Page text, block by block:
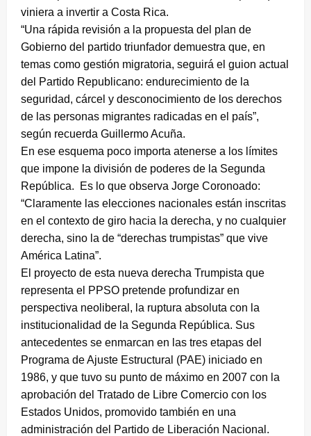
viniera a invertir a Costa Rica.
“Una rápida revisión a la propuesta del plan de
Gobierno del partido triunfador demuestra que, en
temas como gestión migratoria, seguirá el guion actual
del Partido Republicano: endurecimiento de la
seguridad, cárcel y desconocimiento de los derechos
de las personas migrantes radicadas en el país”,
según recuerda Guillermo Acuña.
En ese esquema poco importa atenerse a los límites
que impone la división de poderes de la Segunda
República. Es lo que observa Jorge Coronoado:
“Claramente las elecciones nacionales están inscritas
en el contexto de giro hacia la derecha, y no cualquier
derecha, sino la de “derechas trumpistas” que vive
América Latina”.
El proyecto de esta nueva derecha Trumpista que
representa el PPSO pretende profundizar en
perspectiva neoliberal, la ruptura absoluta con la
institucionalidad de la Segunda República. Sus
antecedentes se enmarcan en las tres etapas del
Programa de Ajuste Estructural (PAE) iniciado en
1986, y que tuvo su punto de máximo en 2007 con la
aprobación del Tratado de Libre Comercio con los
Estados Unidos, promovido también en una
administración del Partido de Liberación Nacional.